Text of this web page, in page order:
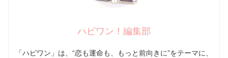
ハピワン！編集部
「ハピワン」は、“恋も運命も、もっと前向きに”をテーマに、